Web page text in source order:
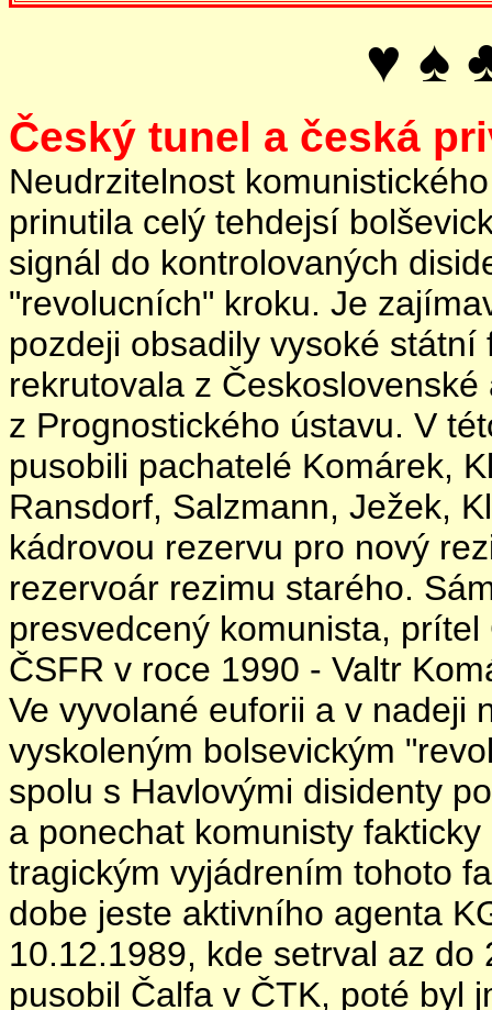
♥ ♠
Český tunel a česká
Neudrzitelnost
prinutila celý tehdejsí
signál do kontrolovaných
"revolucních" kroku. Je
pozdeji obsadily vysoké
rekrutovala z
z Prognostického ústavu. V
pusobili pachatelé Komárek,
Ransdorf, Salzmann, Ježek,
kádrovou rezervu pro nový
rezervoár rezimu starého.
presvedcený komunista,
ČSFR v roce 1990 - Valtr
Ve vyvolané euforii a v nadeji
vyskoleným bolsevickým
spolu s Havlovými disidenty
a ponechat komunisty
tragickým vyjádrením tohoto
dobe jeste aktivního agenta
10.12.1989, kde setrval az
pusobil Čalfa v ČTK, poté byl